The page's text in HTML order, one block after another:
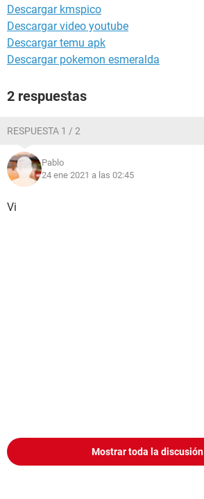
Descargar kmspico
Descargar video youtube
Descargar temu apk
Descargar pokemon esmeralda
2 respuestas
RESPUESTA 1 / 2
Pablo
24 ene 2021 a las 02:45
Vi
Mostrar toda la discusión